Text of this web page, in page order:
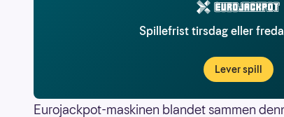
Spillefrist tirsdag eller
Lever spill
Eurojackpot-maskinen blandet sammen